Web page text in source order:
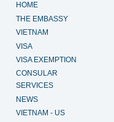
HOME
THE EMBASSY
VIETNAM
VISA
VISA EXEMPTION
CONSULAR
SERVICES
NEWS
VIETNAM - US